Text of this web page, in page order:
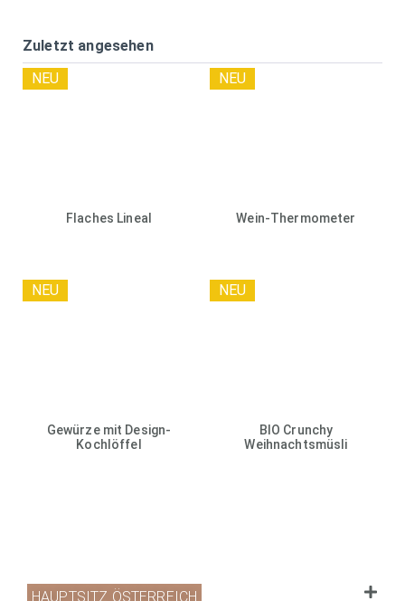
Zuletzt angesehen
Flaches Lineal
NEU
Wein-Thermometer
NEU
Gewürze mit Design-
Kochlöffel
NEU
BIO Crunchy
Weihnachtsmüsli
NEU
HAUPTSITZ ÖSTERREICH